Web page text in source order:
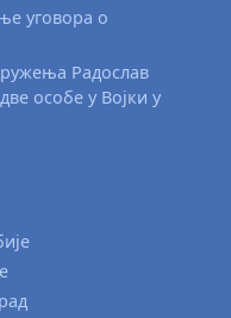
уговора о
Радослав
особе у Војки у